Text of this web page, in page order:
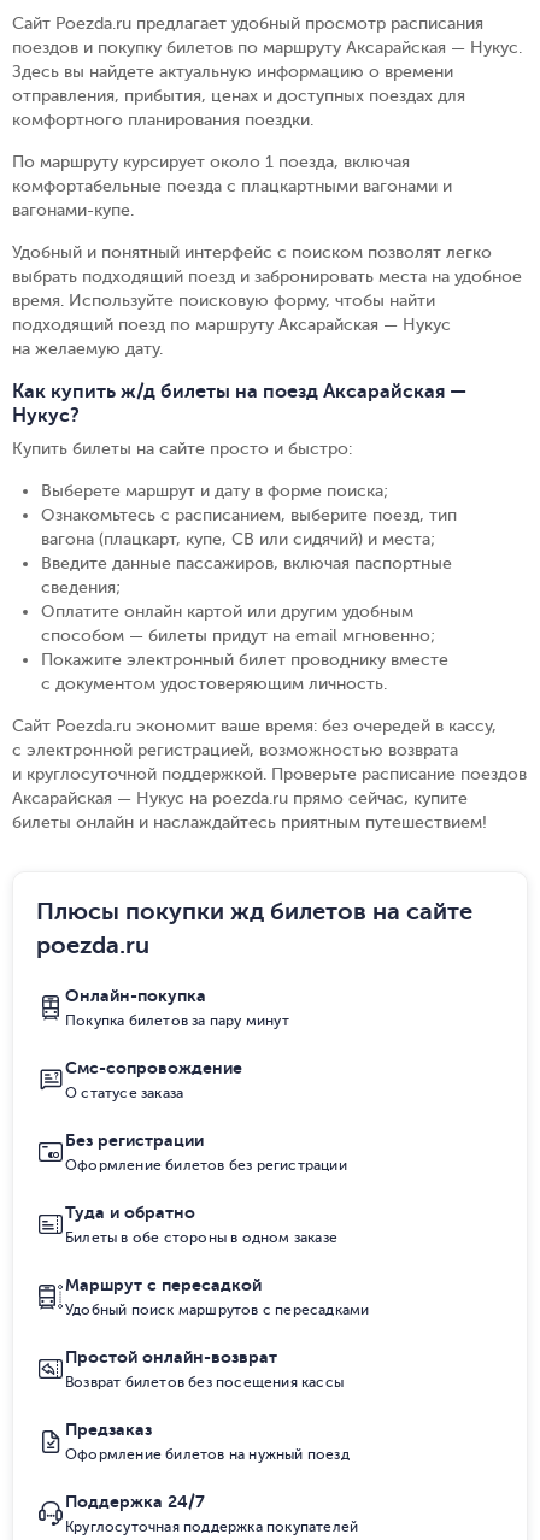
Сайт Poezda.ru предлагает удобный просмотр расписания
поездов и покупку билетов по маршруту Аксарайская — Нукус.
Здесь вы найдете актуальную информацию о времени
отправления, прибытия, ценах и доступных поездах для
комфортного планирования поездки.
По маршруту курсирует около 1 поезда, включая
комфортабельные поезда с плацкартными вагонами и
вагонами-купе.
Удобный и понятный интерфейс с поиском позволят легко
выбрать подходящий поезд и забронировать места на удобное
время. Используйте поисковую форму, чтобы найти
подходящий поезд по маршруту Аксарайская — Нукус
на желаемую дату.
Как купить ж/д билеты на поезд Аксарайская —
Нукус?
Купить билеты на сайте просто и быстро:
Выберете маршрут и дату в форме поиска;
Ознакомьтесь с расписанием, выберите поезд, тип
вагона (плацкарт, купе, СВ или сидячий) и места;
Введите данные пассажиров, включая паспортные
сведения;
Оплатите онлайн картой или другим удобным
способом — билеты придут на email мгновенно;
Покажите электронный билет проводнику вместе
с документом удостоверяющим личность.
Сайт Poezda.ru экономит ваше время: без очередей в кассу,
с электронной регистрацией, возможностью возврата
и круглосуточной поддержкой. Проверьте расписание поездов
Аксарайская — Нукус на poezda.ru прямо сейчас, купите
билеты онлайн и наслаждайтесь приятным путешествием!
Плюсы покупки жд билетов на сайте
poezda.ru
Онлайн-покупка
Покупка билетов за пару минут
Смс-сопровождение
О статусе заказа
Без регистрации
Оформление билетов без регистрации
Туда и обратно
Билеты в обе стороны в одном заказе
Маршрут с пересадкой
Удобный поиск маршрутов с пересадками
Простой онлайн-возврат
Возврат билетов без посещения кассы
Предзаказ
Оформление билетов на нужный поезд
Поддержка 24/7
Круглосуточная поддержка покупателей